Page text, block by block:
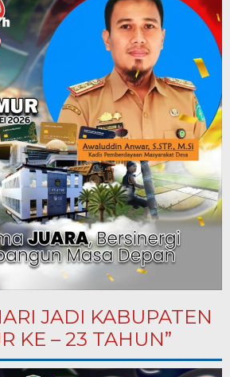
JADI KABUPATEN
KE – 23 TAHUN”